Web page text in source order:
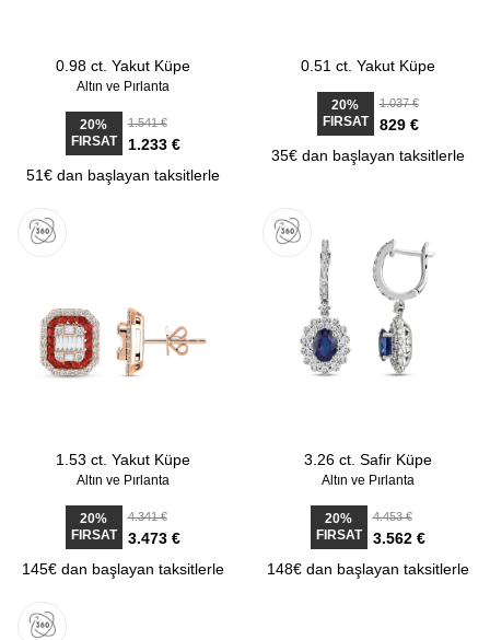
0.98 ct. Yakut Küpe
Altın ve Pırlanta
20%
FIRSAT
1.541 €
1.233 €
51€ dan başlayan taksitlerle
0.51 ct. Yakut Küpe
20%
FIRSAT
1.037 €
829 €
35€ dan başlayan taksitlerle
1.53 ct. Yakut Küpe
Altın ve Pırlanta
20%
FIRSAT
4.341 €
3.473 €
145€ dan başlayan taksitlerle
3.26 ct. Safir Küpe
Altın ve Pırlanta
20%
FIRSAT
4.453 €
3.562 €
148€ dan başlayan taksitlerle